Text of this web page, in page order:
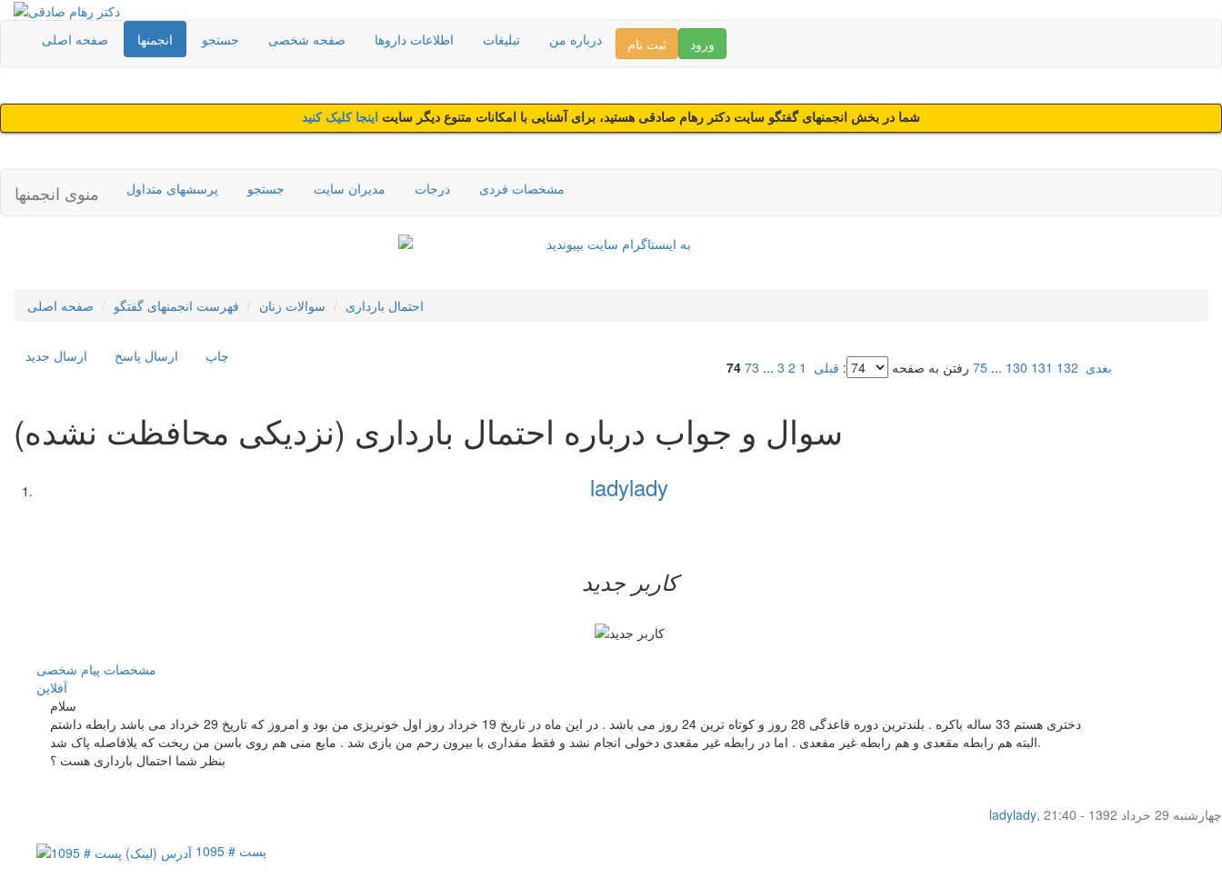
صفحه اصلی انجمنها جستجو صفحه شخصی اطلاعات داروها تبلیغات درباره من ثبت نام ورود
شما در بخش انجمنهای گفتگو سایت دکتر رهام صادقی هستید، برای آشنایی با امکانات متنوع دیگر سایت اینجا کلیک کنید
منوی انجمنها پرسشهای متداول جستجو مدیران سایت درجات مشخصات فردی
صفحه اصلی فهرست انجمنهای گفتگو سوالات زنان احتمال بارداری
ارسال جديد ارسال پاسخ چاپ
رفتن به صفحه : قبلی 1
2
3
...
73
74 75 ... 130 131 132 بعدی
سوال و جواب درباره احتمال بارداری (نزدیکی محافظت نشده)
ladylady
کاربر جدید
مشخصات پیام شخصی
آفلاين
سلام
دختری هستم 33 ساله باکره . بلندترین دوره قاعدگی 28 روز و کوتاه ترین 24 روز می باشد . در این ماه در تاریخ 19 خرداد روز اول خونریزی من بود و امروز که تاریخ 29 خرداد می باشد رابطه داشتم
البته هم رابطه مقعدی و هم رابطه غیر مفعدی . اما در رابطه غیر مقعدی دخولی انجام نشد و فقط مفداری با بیرون رحم من بازی شد . مایع منی هم روی باسن من ریخت که یلافاصله پاک شد.
بنظر شما احتمال بارداری هست ؟
ladylady,
چهار‌شنبه 29 خرداد 1392 - 21:40
پست # 1095